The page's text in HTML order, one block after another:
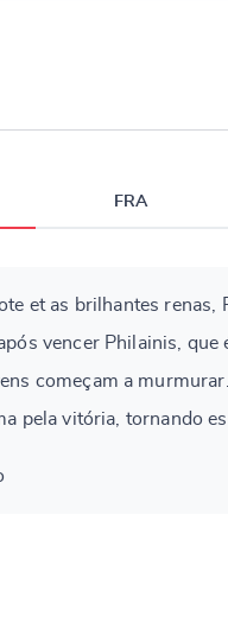
FRA
et as brilhantes
vencer Philainis,
começam a
pela vitória, tornando